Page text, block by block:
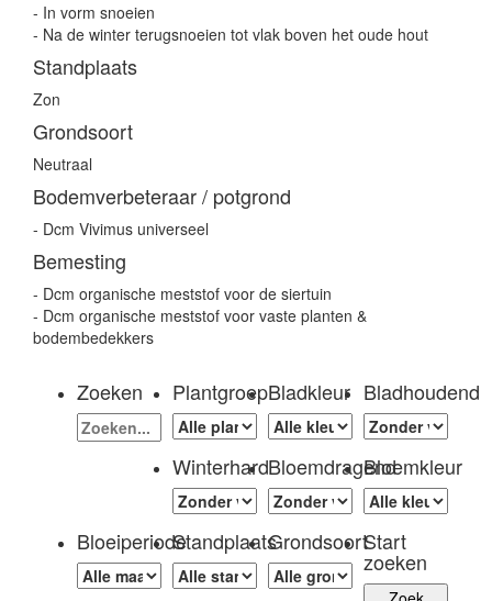
- In vorm snoeien
- Na de winter terugsnoeien tot vlak boven het oude hout
Standplaats
Zon
Grondsoort
Neutraal
Bodemverbeteraar / potgrond
- Dcm Vivimus universeel
Bemesting
- Dcm organische meststof voor de siertuin
- Dcm organische meststof voor vaste planten &
bodembedekkers
Zoeken PlantgroepBladkleur Bladhoudend
WinterhardBloemdragendBloemkleur
BloeiperiodeStandplaatsGrondsoortStart
zoeken